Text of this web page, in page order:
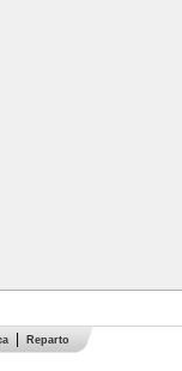
Reparto